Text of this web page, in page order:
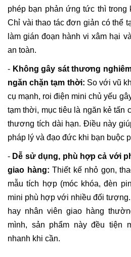
phép bạn phản ứng tức thì trong
Chỉ vài thao tác đơn giản có thể
làm gián đoạn hành vi xâm hại
an toàn.
- Không gây sát thương
ngăn chặn tạm thời: So với vũ
cụ mạnh, roi điện mini chủ yếu
tạm thời, mục tiêu là ngăn kẻ tấn
thương tích dài hạn. Điều này
pháp lý và đạo đức khi bạn buộc
- Dễ sử dụng, phù hợp cả với
giao hàng: Thiết kế nhỏ gọn,
mẫu tích hợp (móc khóa, đèn
mini phù hợp với nhiều đối
hay nhân viên giao hàng
mình, sản phẩm này đều tiện
nhanh khi cần.